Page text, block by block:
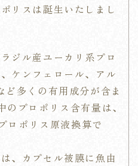
リスは誕生いたしまし
ジル産ユーカリ系プロ
ケンフェロール、アル
多くの有用成分が含ま
プロポリス含有量は、
ポリス原液換算で
、カプセル被膜に魚由